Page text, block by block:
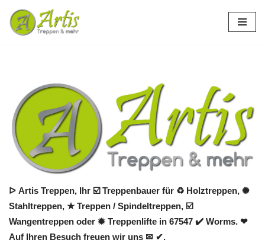
Zum
ᐅ Artis Treppen, Ihr ☑️ Treppenbauer für ♻ Holztreppen, ✺
Stahltreppen, ★ Treppen / Spindeltreppen, ☑️
Wangentreppen oder ✹ Treppenlifte in 67547 ✔️ Worms. ❤
Auf Ihren Besuch freuen wir uns ✉ ✔.